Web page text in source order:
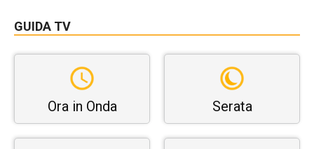
GUIDA TV
Ora in Onda Serata